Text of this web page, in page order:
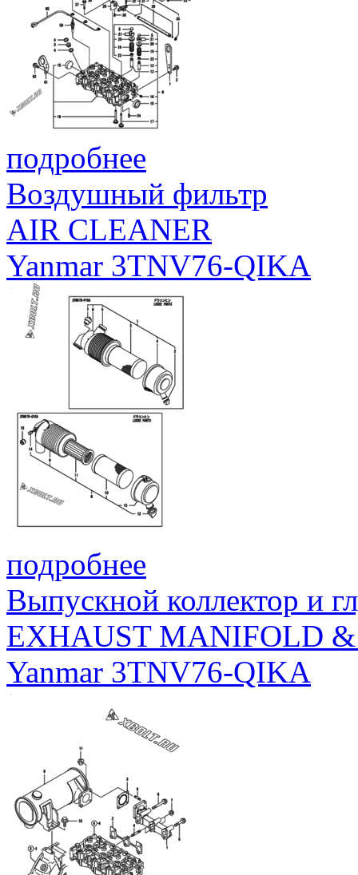
подробнее
Воздушный фильтр
AIR CLEANER
Yanmar 3TNV76-QIKA
подробнее
Выпускной коллектор и
EXHAUST MANIFOLD
Yanmar 3TNV76-QIKA